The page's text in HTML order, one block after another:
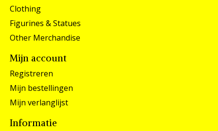
Clothing
Figurines & Statues
Other Merchandise
Mijn account
Registreren
Mijn bestellingen
Mijn verlanglijst
Informatie